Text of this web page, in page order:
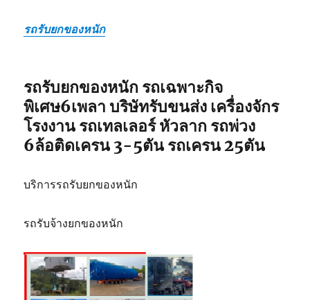
รถรับยกของหนัก
รถรับยกของหนัก รถเฉพาะกิจ
พิเศษ6เพลา บริษัทรับขนส่ง เครื่องจักร
โรงงาน รถเทลเลอร์ หัวลาก รถพ่วง
6ล้อติดเครน 3-5ตัน รถเครน 25ตัน
บริการรถรับยกของหนัก
รถรับจ้างยกของหนัก